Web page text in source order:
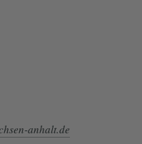
anhalt.de